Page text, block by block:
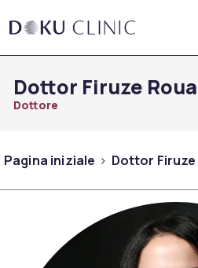
Dottor Firuze
Dottore
Pagina iniziale Dottor